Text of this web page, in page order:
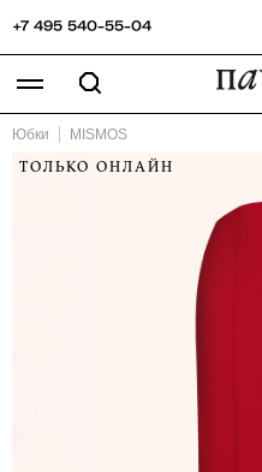
+7 495 540-55-04
Юбки MISMOS
ТОЛЬКО ОНЛАЙН